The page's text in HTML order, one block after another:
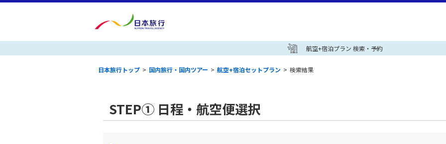
航空+宿泊プラン 検索・予約
日本旅行トップ > 国内旅行・国内ツアー > 航空+宿泊セットプラン > 検索結果
STEP① 日程・航空便選択